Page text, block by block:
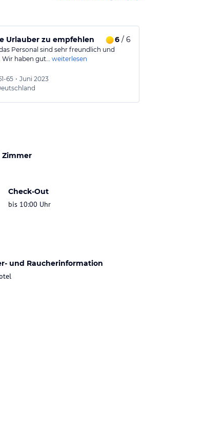
Urlauber zu empfehlen 6/ 6
Personal sind sehr freundlich und
haben gut… weiterlesen
65 • Juni 2023
Zimmer
Check-Out
bis 10:00 Uhr
und Raucherinformation